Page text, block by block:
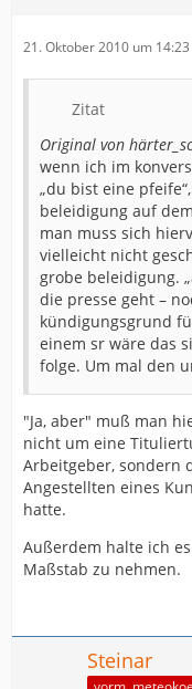
21. Oktober 2010 um 14:23
Zitat
Original von
wenn ich im
„du bist eine
beleidigung auf
man muss sich
vielleicht nicht
grobe beleidigung.
die presse geht –
kündigungsgrund
einem sr wäre das
folge. Um mal den
"Ja, aber" muß man
nicht um eine
Arbeitgeber, sondern
Angestellten eines
hatte.
Außerdem halte ich
Maßstab zu nehmen.
Steinar